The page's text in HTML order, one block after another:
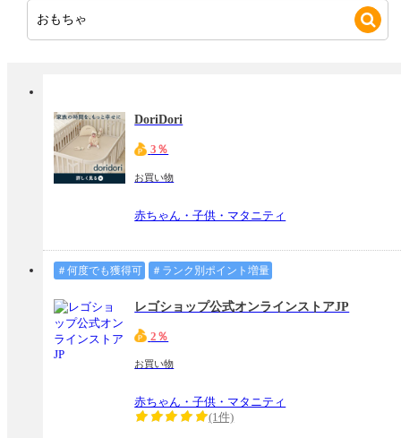
DoriDori
3％
お買い物
赤ちゃん・子供・マタニティ
＃何度でも獲得可 ＃ランク別ポイント増量
レゴショップ公式オンラインストアJP
2％
お買い物
赤ちゃん・子供・マタニティ
(1件)